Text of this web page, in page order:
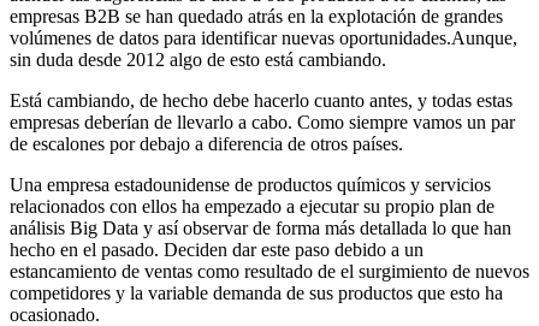
empresas B2B se han quedado atrás en la explotación de grandes
volúmenes de datos para identificar nuevas oportunidades.Aunque,
sin duda desde 2012 algo de esto está cambiando.
Está cambiando, de hecho debe hacerlo cuanto antes, y todas estas
empresas deberían de llevarlo a cabo. Como siempre vamos un par
de escalones por debajo a diferencia de otros países.
Una empresa estadounidense de productos químicos y servicios
relacionados con ellos ha empezado a ejecutar su propio plan de
análisis Big Data y así observar de forma más detallada lo que han
hecho en el pasado. Deciden dar este paso debido a un
estancamiento de ventas como resultado de el surgimiento de nuevos
competidores y la variable demanda de sus productos que esto ha
ocasionado.